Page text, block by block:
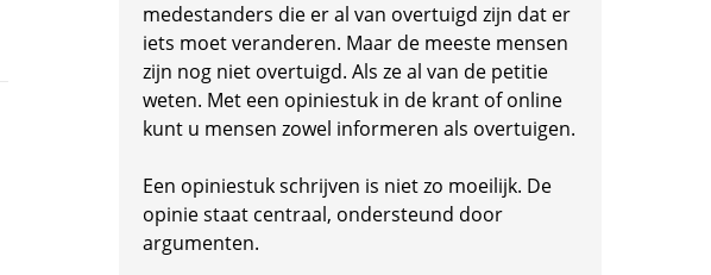
medestanders die er al van overtuigd zijn dat er
iets moet veranderen. Maar de meeste mensen
zijn nog niet overtuigd. Als ze al van de petitie
weten. Met een opiniestuk in de krant of online
kunt u mensen zowel informeren als overtuigen.
Een opiniestuk schrijven is niet zo moeilijk. De
opinie staat centraal, ondersteund door
argumenten.